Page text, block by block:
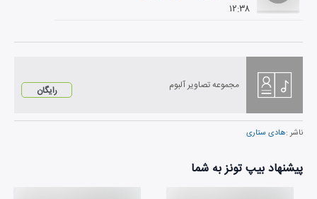
۱۲:۳۸
مجموعه تصاویر آلبوم رایگان
ناشر :هادی ستاری
پیشنهاد بیپ تونز به شما